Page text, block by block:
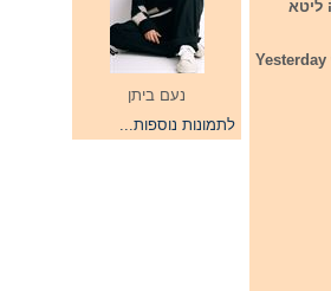
נעם ביתן
לתמונות נוספות...
, אסטוניה ליטא